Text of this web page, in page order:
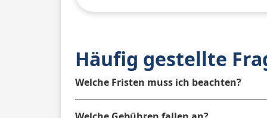
Häufig gestellte
Welche Fristen muss ich beachten?